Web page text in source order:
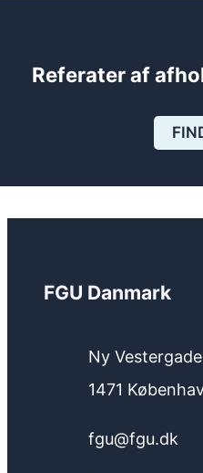
Referater af
FGU Danmark
Ny Vestergade
1471
fgu@fgu.dk